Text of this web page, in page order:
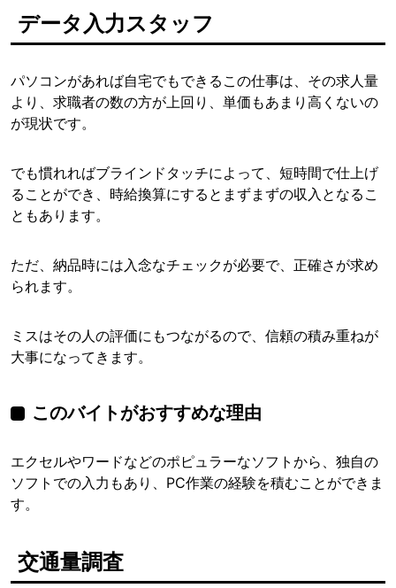
データ入力スタッフ
パソコンがあれば自宅でもできるこの仕事は、その求人量
より、求職者の数の方が上回り、単価もあまり高くないの
が現状です。
でも慣れればブラインドタッチによって、短時間で仕上げ
ることができ、時給換算にするとまずまずの収入となるこ
ともあります。
ただ、納品時には入念なチェックが必要で、正確さが求め
られます。
ミスはその人の評価にもつながるので、信頼の積み重ねが
大事になってきます。
このバイトがおすすめな理由
エクセルやワードなどのポピュラーなソフトから、独自の
ソフトでの入力もあり、PC作業の経験を積むことができま
す。
交通量調査